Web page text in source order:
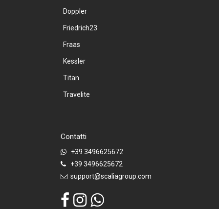
Doppler
Friedrich23
Fraas
Kessler
Titan
Travelite
Contatti
+39 3496625672
+39 3496625672
support@scaliagroup.com